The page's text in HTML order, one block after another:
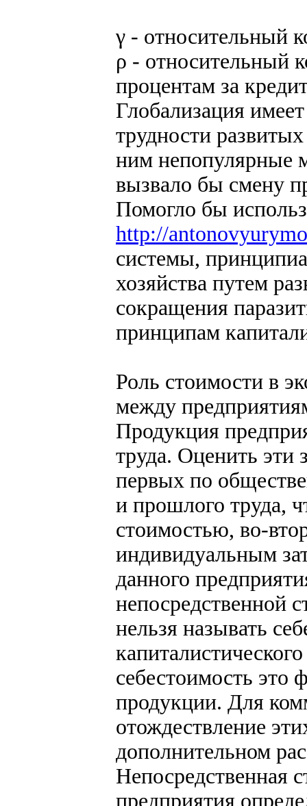
γ - относительный
ρ - относительный
процентам за
Глобализация
трудности
ним непопулярные
вызвало бы смену
Помогло бы
http://
системы,
хозяйства путем
сокращения
принципам
Роль стоимости в
между
Продукция
труда. Оценить
первых по
и прошлого труда,
стоимостью, во-
индивидуальным
данного
непосредственной
нельзя называть
себестоимость это
продукции. Для
отождествление
дополнительном
Непосредственная
предприятия